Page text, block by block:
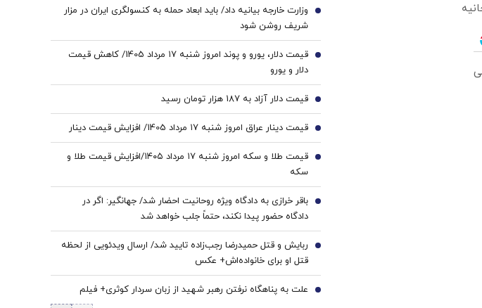
وزارت خارجه بیانیه داد/ باید ابعاد حمله به کنسولگری ایران در مزار
شریف روشن شود
3
قیمت دلار، یورو و پوند امروز شنبه ۱۷ مرداد 1405/ کاهش قیمت
دلار و یورو
4
قیمت دلار آزاد به 187 هزار تومان رسید 5
قیمت دینار عراق امروز شنبه ۱۷ مرداد 1405/ افزایش قیمت دینار 6
قیمت طلا و سکه امروز شنبه ۱۷ مرداد ۱۴۰۵/افزایش قیمت طلا و
سکه
7
باقر خرازی به دادگاه ویژه روحانیت احضار شد/ جهانگیر: اگر در
دادگاه حضور پیدا نکند، حتماً جلب خواهد شد
8
ربایش و قتل حمیدرضا رجب‌زاده تایید شد/ ارسال ویدئویی از لحظه
قتل او برای خانواده‌اش+ عکس
9
علت به پناهگاه نرفتن رهبر شهید از زبان سردار کوثری+ فیلم 10